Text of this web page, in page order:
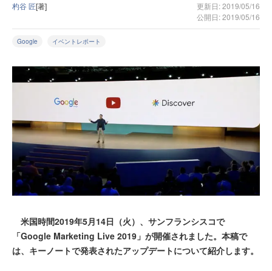
杓谷 匠[著]
更新日: 2019/05/16
公開日: 2019/05/16
Google イベントレポート
米国時間2019年5月14日（火）、サンフランシスコで
「Google Marketing Live 2019」が開催されました。本稿で
は、キーノートで発表されたアップデートについて紹介します。